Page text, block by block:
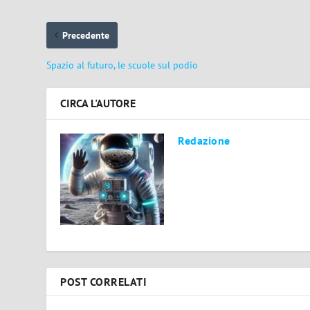
Precedente
Spazio al futuro, le scuole sul podio
CIRCA L'AUTORE
Redazione
POST CORRELATI